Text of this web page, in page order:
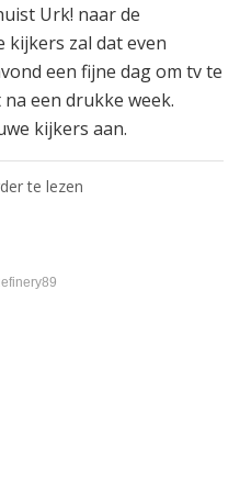
Urk! naar de
kijkers zal dat even
een fijne dag om tv te
een drukke week.
kijkers aan.
te lezen